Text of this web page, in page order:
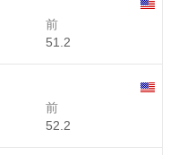
前
51.2
前
52.2